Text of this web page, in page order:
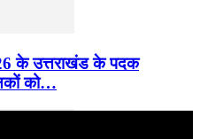
के उत्तराखंड के पदक
को…